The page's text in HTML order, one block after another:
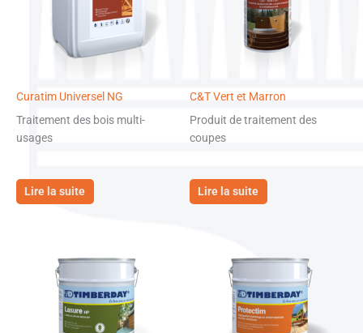
Curatim Universel NG
Traitement des bois multi-
usages
Lire la suite
C&T Vert et Marron
Produit de traitement des
coupes
Lire la suite